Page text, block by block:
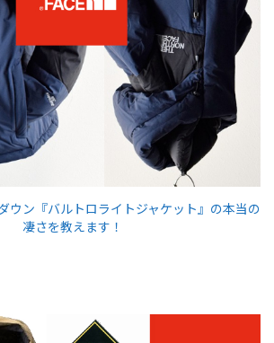
ウン『バルトロライトジャケット』の本当の
凄さを教えます！